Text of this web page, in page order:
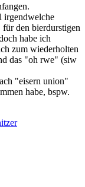
irgendwelche
für den bierdurstigen
habe ich
zum wiederholten
das "oh rwe" (siw
"eisern union"
habe, bspw.